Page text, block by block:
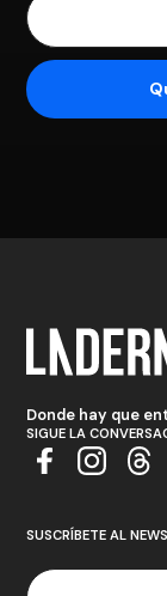
Donde hay que
SIGUE LA
SUSCRÍBETE AL